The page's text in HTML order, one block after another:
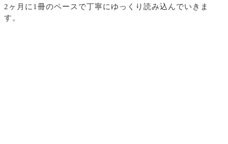
2ヶ月に1冊のペースで丁寧にゆっくり読み込んでいきま
す。